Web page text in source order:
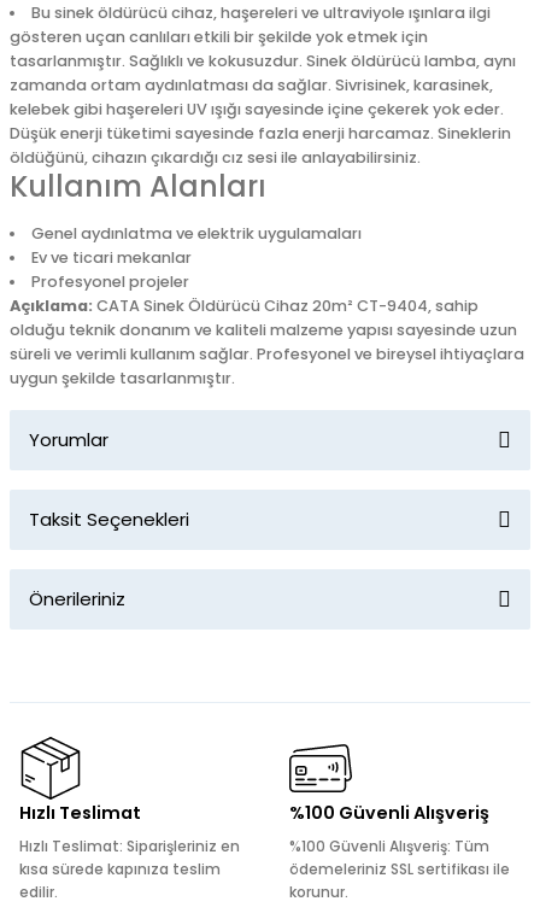
Bu sinek öldürücü cihaz, haşereleri ve ultraviyole ışınlara ilgi
gösteren uçan canlıları etkili bir şekilde yok etmek için
tasarlanmıştır. Sağlıklı ve kokusuzdur. Sinek öldürücü lamba, aynı
zamanda ortam aydınlatması da sağlar. Sivrisinek, karasinek,
kelebek gibi haşereleri UV ışığı sayesinde içine çekerek yok eder.
Düşük enerji tüketimi sayesinde fazla enerji harcamaz. Sineklerin
öldüğünü, cihazın çıkardığı cız sesi ile anlayabilirsiniz.
Kullanım Alanları
Genel aydınlatma ve elektrik uygulamaları
Ev ve ticari mekanlar
Profesyonel projeler
Açıklama: CATA Sinek Öldürücü Cihaz 20m² CT-9404, sahip
olduğu teknik donanım ve kaliteli malzeme yapısı sayesinde uzun
süreli ve verimli kullanım sağlar. Profesyonel ve bireysel ihtiyaçlara
uygun şekilde tasarlanmıştır.
Yorumlar
Taksit Seçenekleri
Önerileriniz
kullanarak tarafımıza iletebilirsiniz.
Görüş ve önerileriniz için teşekkür ederiz.
Ürün resmi kalitesiz, bozuk veya görüntülenemiyor.
Ürün bilgilerinde hatalar bulunuyor.
Ürün fiyatı diğer sitelerden daha pahalı.
Hızlı Teslimat
Hızlı Teslimat: Siparişleriniz en
kısa sürede kapınıza teslim
edilir.
%100 Güvenli Alışveriş
%100 Güvenli Alışveriş: Tüm
ödemeleriniz SSL sertifikası ile
korunur.